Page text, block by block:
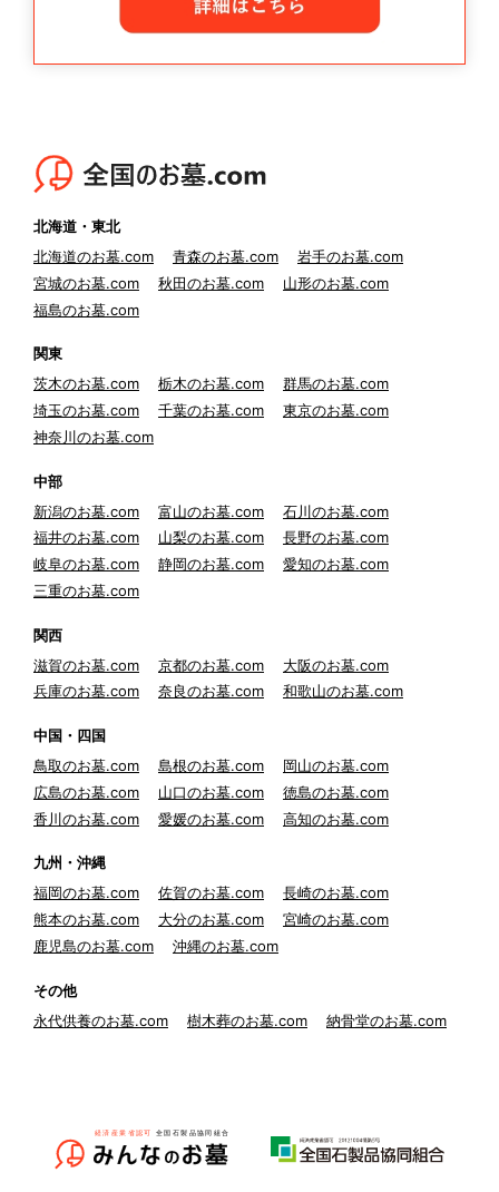
北海道・東北
北海道のお墓.com
青森のお墓.com
岩手のお墓.com
宮城のお墓.com
秋田のお墓.com
山形のお墓.com
福島のお墓.com
関東
茨木のお墓.com
栃木のお墓.com
群馬のお墓.com
埼玉のお墓.com
千葉のお墓.com
東京のお墓.com
神奈川のお墓.com
中部
新潟のお墓.com
富山のお墓.com
石川のお墓.com
福井のお墓.com
山梨のお墓.com
長野のお墓.com
岐阜のお墓.com
静岡のお墓.com
愛知のお墓.com
三重のお墓.com
関西
滋賀のお墓.com
京都のお墓.com
大阪のお墓.com
兵庫のお墓.com
奈良のお墓.com 和歌山のお墓.com
中国・四国
鳥取のお墓.com
島根のお墓.com
岡山のお墓.com
広島のお墓.com
山口のお墓.com
徳島のお墓.com
香川のお墓.com
愛媛のお墓.com 高知のお墓.com
九州・沖縄
福岡のお墓.com
佐賀のお墓.com
長崎のお墓.com
熊本のお墓.com
大分のお墓.com
宮崎のお墓.com
鹿児島のお墓.com
沖縄のお墓.com
その他
永代供養のお墓.com
樹木葬のお墓.com 納骨堂のお墓.com